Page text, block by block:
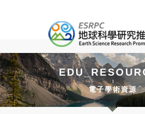
電子學術資源